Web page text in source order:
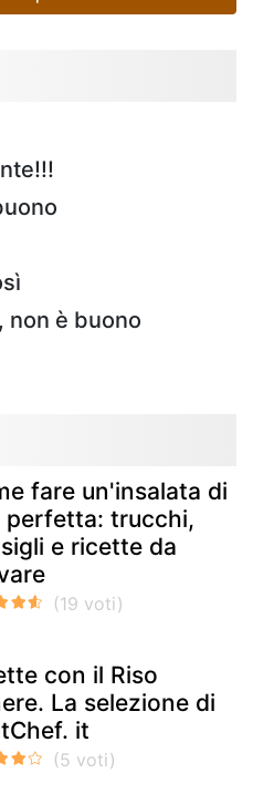
non è buono
fare un'insalata di
perfetta: trucchi,
e ricette da
con il Riso
La selezione di
it